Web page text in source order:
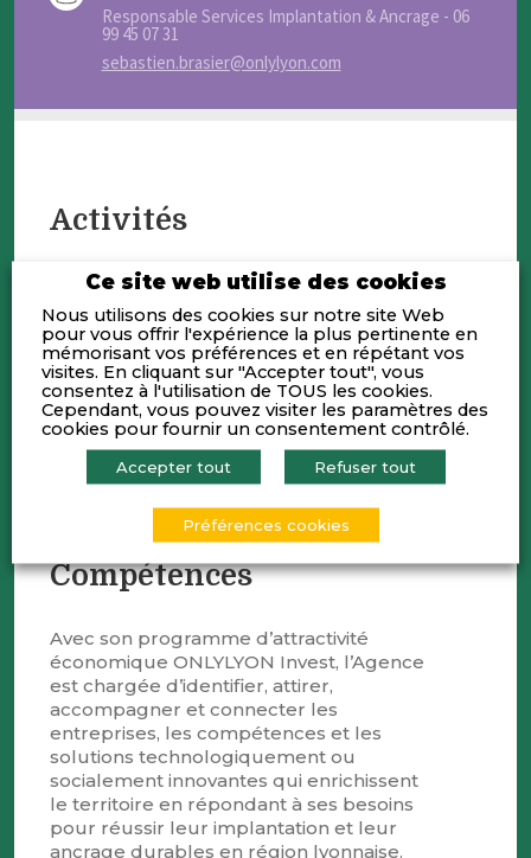
Responsable Services Implantation & Ancrage - 06
99 45 07 31
sebastien.brasier@onlylyon.com
Activités
ONLYLYON & CO (anciennement Aderly)
est une association à but non lucratif
créée en 1974, réunissant les principales
collectivités et institutions économiques
du territoire et coprésidée par la
Métropole de Lyon et la CCI Lyon
Métropole Saint-Étienne Roanne. Elle
pilote 2 programmes : l’activité
d’attractivité économique sous le nom
marketing territorial ONLYLYON.
Compétences
Avec son programme d’attractivité
économique ONLYLYON Invest, l’Agence
est chargée d’identifier, attirer,
accompagner et connecter les
entreprises, les compétences et les
solutions technologiquement ou
socialement innovantes qui enrichissent
le territoire en répondant à ses besoins
pour réussir leur implantation et leur
ancrage durables en région lyonnaise.
Ce site web utilise des cookies
Nous utilisons des cookies sur notre site Web
pour vous offrir l'expérience la plus pertinente en
mémorisant vos préférences et en répétant vos
visites. En cliquant sur "Accepter tout", vous
consentez à l'utilisation de TOUS les cookies.
Cependant, vous pouvez visiter les paramètres des
cookies pour fournir un consentement contrôlé.
Accepter tout Refuser tout
Préférences cookies